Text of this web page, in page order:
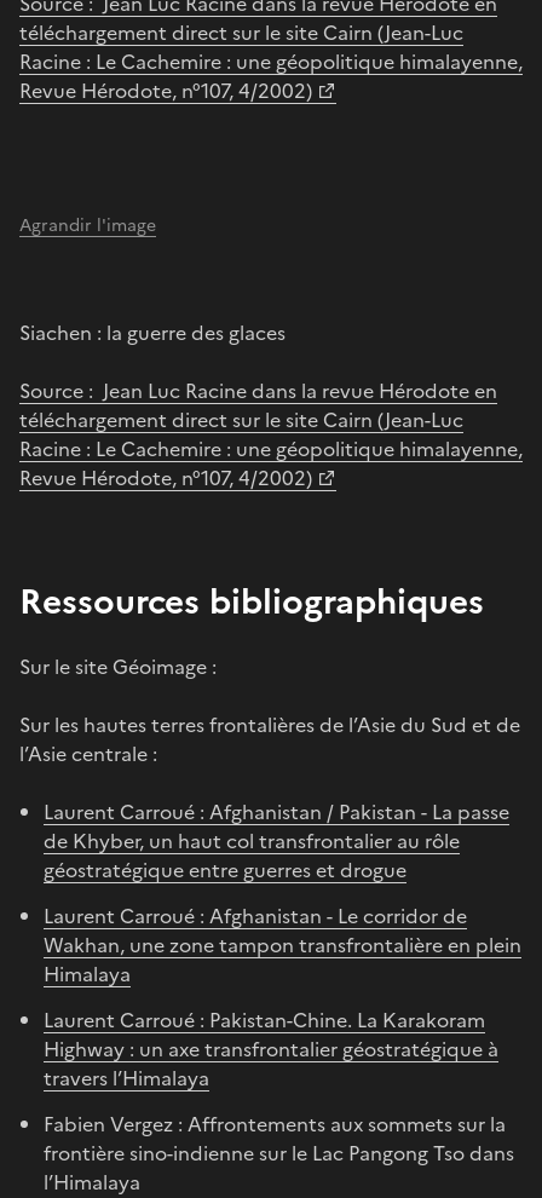
téléchargement direct sur le site Cairn (Jean-Luc
Racine : Le Cachemire : une géopolitique himalayenne,
Revue Hérodote, n°107, 4/2002)
Agrandir l'image
Siachen : la guerre des glaces
Source : Jean Luc Racine dans la revue Hérodote en
téléchargement direct sur le site Cairn (Jean-Luc
Racine : Le Cachemire : une géopolitique himalayenne,
Revue Hérodote, n°107, 4/2002)
Ressources bibliographiques
Sur le site Géoimage :
Sur les hautes terres frontalières de l’Asie du Sud et de
l’Asie centrale :
Laurent Carroué : Afghanistan / Pakistan - La passe
de Khyber, un haut col transfrontalier au rôle
géostratégique entre guerres et drogue
Laurent Carroué : Afghanistan - Le corridor de
Wakhan, une zone tampon transfrontalière en plein
Himalaya
Laurent Carroué : Pakistan-Chine. La Karakoram
Highway : un axe transfrontalier géostratégique à
travers l’Himalaya
Fabien Vergez : Affrontements aux sommets sur la
frontière sino-indienne sur le Lac Pangong Tso dans
l’Himalaya